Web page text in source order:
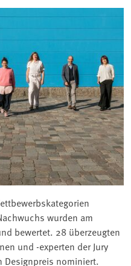
wurden am
bewertet. 28 überzeugten
und -experten der Jury
Designpreis nominiert.